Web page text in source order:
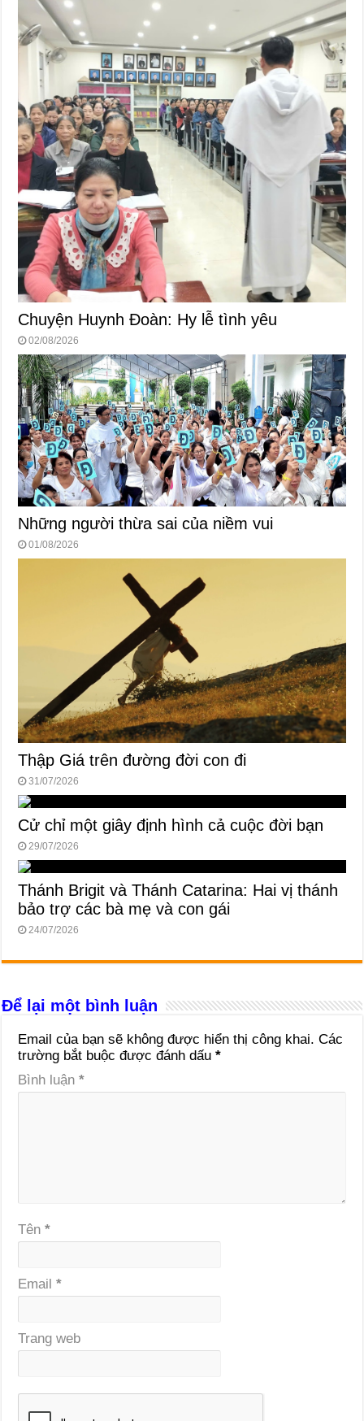
Chuyện Huynh Đoàn: Hy lễ tình yêu
02/08/2026
Những người thừa sai của niềm vui
01/08/2026
Thập Giá trên đường đời con đi
31/07/2026
Cử chỉ một giây định hình cả cuộc đời bạn
29/07/2026
Thánh Brigit và Thánh Catarina: Hai vị thánh
bảo trợ các bà mẹ và con gái
24/07/2026
Để lại một bình luận
Email của bạn sẽ không được hiển thị công khai. Các
trường bắt buộc được đánh dấu*
Bình luận*
Tên*
Email*
Trang web